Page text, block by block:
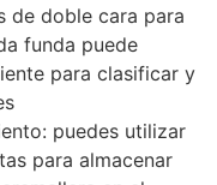
de doble cara para
funda puede
para clasificar y
puedes utilizar
para almacenar